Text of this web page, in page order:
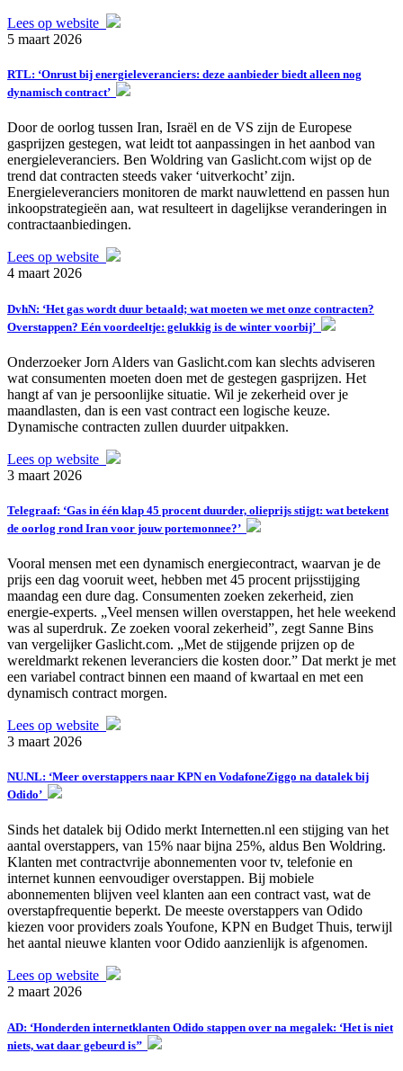
Lees op website
5 maart 2026
RTL: ‘Onrust bij energieleveranciers: deze aanbieder biedt alleen nog
dynamisch contract’
Door de oorlog tussen Iran, Israël en de VS zijn de Europese
gasprijzen gestegen, wat leidt tot aanpassingen in het aanbod van
energieleveranciers. Ben Woldring van Gaslicht.com wijst op de
trend dat contracten steeds vaker ‘uitverkocht’ zijn.
Energieleveranciers monitoren de markt nauwlettend en passen hun
inkoopstrategieën aan, wat resulteert in dagelijkse veranderingen in
contractaanbiedingen.
Lees op website
4 maart 2026
DvhN: ‘Het gas wordt duur betaald; wat moeten we met onze contracten?
Overstappen? Eén voordeeltje: gelukkig is de winter voorbij’
Onderzoeker Jorn Alders van Gaslicht.com kan slechts adviseren
wat consumenten moeten doen met de gestegen gasprijzen. Het
hangt af van je persoonlijke situatie. Wil je zekerheid over je
maandlasten, dan is een vast contract een logische keuze.
Dynamische contracten zullen duurder uitpakken.
Lees op website
3 maart 2026
Telegraaf: ‘Gas in één klap 45 procent duurder, olieprijs stijgt: wat betekent
de oorlog rond Iran voor jouw portemonnee?’
Vooral mensen met een dynamisch energiecontract, waarvan je de
prijs een dag vooruit weet, hebben met 45 procent prijsstijging
maandag een dure dag. Consumenten zoeken zekerheid, zien
energie-experts. „Veel mensen willen overstappen, het hele weekend
was al superdruk. Ze zoeken vooral zekerheid”, zegt Sanne Bins
van vergelijker Gaslicht.com. „Met de stijgende prijzen op de
wereldmarkt rekenen leveranciers die kosten door.” Dat merkt je met
een variabel contract binnen een maand of kwartaal en met een
dynamisch contract morgen.
Lees op website
3 maart 2026
NU.NL: ‘Meer overstappers naar KPN en VodafoneZiggo na datalek bij
Odido’
Sinds het datalek bij Odido merkt Internetten.nl een stijging van het
aantal overstappers, van 15% naar bijna 25%, aldus Ben Woldring.
Klanten met contractvrije abonnementen voor tv, telefonie en
internet kunnen eenvoudiger overstappen. Bij mobiele
abonnementen blijven veel klanten aan een contract vast, wat de
overstapfrequentie beperkt. De meeste overstappers van Odido
kiezen voor providers zoals Youfone, KPN en Budget Thuis, terwijl
het aantal nieuwe klanten voor Odido aanzienlijk is afgenomen.
Lees op website
2 maart 2026
AD: ‘Honderden internetklanten Odido stappen over na megalek: ‘Het is niet
niets, wat daar gebeurd is’’